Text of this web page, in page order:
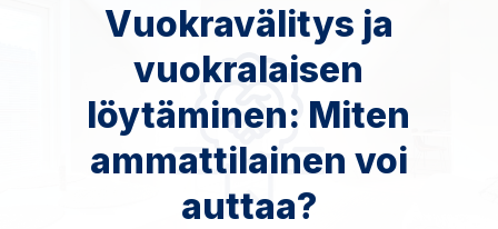
Vuokravälitys ja
vuokralaisen
löytäminen: Miten
ammattilainen voi
auttaa?